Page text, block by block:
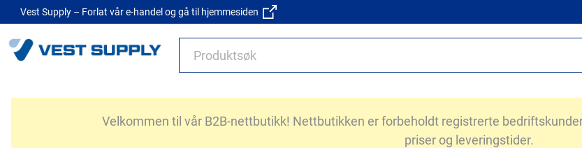
Vest Supply – Forlat vår e-handel og gå til hjemmesiden
Velkommen til vår B2B-nettbutikk! Nettbutikken er forbeholdt registrerte
priser og leveringstider.